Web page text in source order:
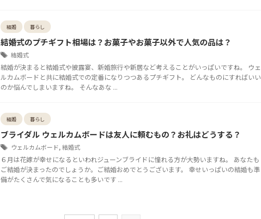
結婚 暮らし
結婚式のプチギフト相場は？お菓子やお菓子以外で人気の品は？
結婚式
結婚が決まると結婚式や披露宴、新婚旅行や新居など考えることがいっぱいですね。 ウェ
ルカムボードと共に結婚式での定番になりつつあるプチギフト。 どんなものにすればいい
のか悩んでしまいますね。 そんなあな ...
結婚 暮らし
ブライダル ウェルカムボードは友人に頼むもの？お礼はどうする？
ウェルカムボード, 結婚式
６月は花嫁が幸せになるといわれジューンブライドに憧れる方が大勢いますね。 あなたも
ご結婚が決まったのでしょうか。ご結婚おめでとうございます。 幸せいっぱいの結婚も準
備がたくさんで気になることも多いです ...